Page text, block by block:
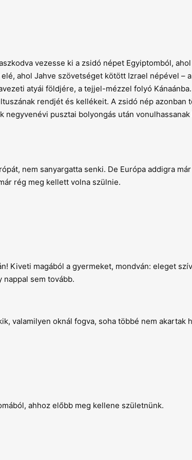
vezesse ki a zsidó népet Egyiptomból,
ahol Jahve szövetséget kötött Izrael népével –
atyái földjére, a tejjel-mézzel folyó
rendjét és kellékeit. A zsidó nép azonban
pusztai bolyongás után
nem sanyargatta senki. De Európa addigra
rég meg kellett volna szülnie.
Kiveti magából a gyermeket, mondván: eleget
nappal sem tovább.
valamilyen oknál fogva, soha többé nem akartak
ahhoz előbb meg kellene születnünk.